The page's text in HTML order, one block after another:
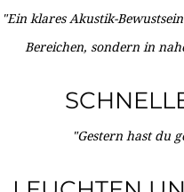
"Ein klares Akustik-
Bereichen, sondern in
"Gestern hast du